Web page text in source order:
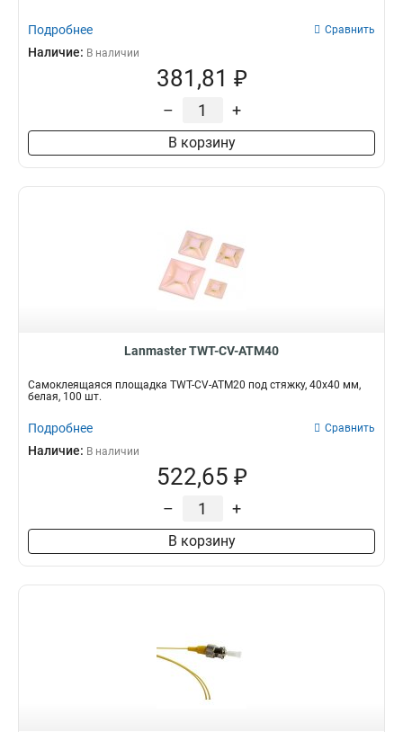
Подробнее Сравнить
Наличие: В наличии
381,81 ₽
– +
В корзину
Lanmaster TWT-CV-ATM40
Самоклеящаяся площадка TWT-CV-ATM20 под стяжку, 40х40 мм,
белая, 100 шт.
Подробнее Сравнить
Наличие: В наличии
522,65 ₽
– +
В корзину